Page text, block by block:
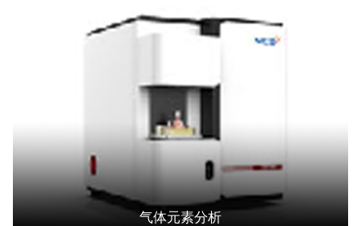
气体元素分析